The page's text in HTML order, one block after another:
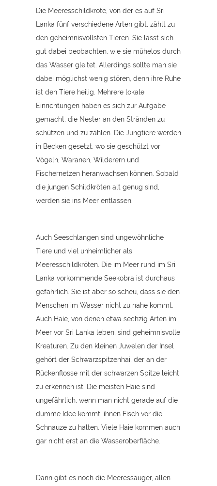
Die Meeresschildkröte, von der es auf Sri
Lanka fünf verschiedene Arten gibt, zählt zu
den geheimnisvollsten Tieren. Sie lässt sich
gut dabei beobachten, wie sie mühelos durch
das Wasser gleitet. Allerdings sollte man sie
dabei möglichst wenig stören, denn ihre Ruhe
ist den Tiere heilig. Mehrere lokale
Einrichtungen haben es sich zur Aufgabe
gemacht, die Nester an den Stränden zu
schützen und zu zählen. Die Jungtiere werden
in Becken gesetzt, wo sie geschützt vor
Vögeln, Waranen, Wilderern und
Fischernetzen heranwachsen können. Sobald
die jungen Schildkröten alt genug sind,
werden sie ins Meer entlassen.
Auch Seeschlangen sind ungewöhnliche
Tiere und viel unheimlicher als
Meeresschildkröten. Die im Meer rund im Sri
Lanka vorkommende Seekobra ist durchaus
gefährlich. Sie ist aber so scheu, dass sie den
Menschen im Wasser nicht zu nahe kommt.
Auch Haie, von denen etwa sechzig Arten im
Meer vor Sri Lanka leben, sind geheimnisvolle
Kreaturen. Zu den kleinen Juwelen der Insel
gehört der Schwarzspitzenhai, der an der
Rückenflosse mit der schwarzen Spitze leicht
zu erkennen ist. Die meisten Haie sind
ungefährlich, wenn man nicht gerade auf die
dumme Idee kommt, ihnen Fisch vor die
Schnauze zu halten. Viele Haie kommen auch
gar nicht erst an die Wasseroberfläche.
Dann gibt es noch die Meeressäuger, allen